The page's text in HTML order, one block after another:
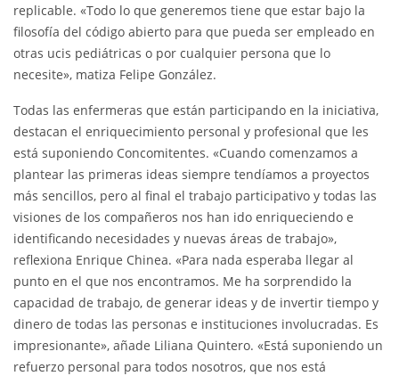
replicable. «Todo lo que generemos tiene que estar bajo la
filosofía del código abierto para que pueda ser empleado en
otras ucis pediátricas o por cualquier persona que lo
necesite», matiza Felipe González.
Todas las enfermeras que están participando en la iniciativa,
destacan el enriquecimiento personal y profesional que les
está suponiendo Concomitentes. «Cuando comenzamos a
plantear las primeras ideas siempre tendíamos a proyectos
más sencillos, pero al final el trabajo participativo y todas las
visiones de los compañeros nos han ido enriqueciendo e
identificando necesidades y nuevas áreas de trabajo»,
reflexiona Enrique Chinea. «Para nada esperaba llegar al
punto en el que nos encontramos. Me ha sorprendido la
capacidad de trabajo, de generar ideas y de invertir tiempo y
dinero de todas las personas e instituciones involucradas. Es
impresionante», añade Liliana Quintero. «Está suponiendo un
refuerzo personal para todos nosotros, que nos está